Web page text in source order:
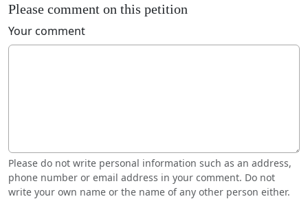
Please comment on this petition
Your comment
Please do not write personal information such as an address,
phone number or email address in your comment. Do not
write your own name or the name of any other person either.